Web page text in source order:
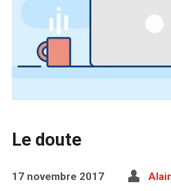
Le doute
17 novembre 2017